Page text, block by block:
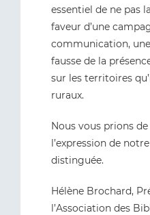
essentiel de ne pas
faveur d’une
communication,
fausse de la
sur les territoires
ruraux.
Nous vous prions
l’expression de
distinguée.
Hélène Brochard,
l’Association des